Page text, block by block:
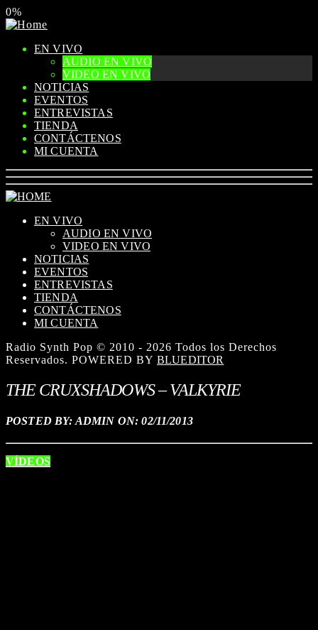
0%
EN VIVO
AUDIO EN VIVO
VIDEO EN VIVO
NOTICIAS
EVENTOS
ENTREVISTAS
TIENDA
CONTÁCTENOS
MI CUENTA
EN VIVO
AUDIO EN VIVO
VIDEO EN VIVO
NOTICIAS
EVENTOS
ENTREVISTAS
TIENDA
CONTÁCTENOS
MI CUENTA
Radio Synth Pop © 2010 - 2026 Todos los Derechos
Reservados. POWERED BY BLUEDITOR
THE CRUXSHADOWS – VALKYRIE
POSTED BY: ADMIN ON:02/11/2013
VÍDEOS